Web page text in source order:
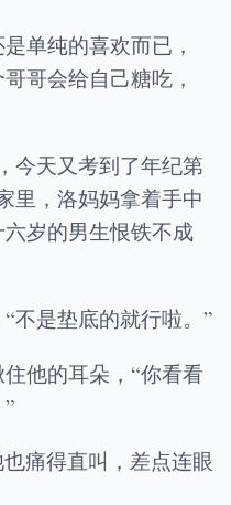
单纯的喜欢而已，
哥会给自己糖吃，
今天又考到了年纪第
里，洛妈妈拿着手中
岁的男生恨铁不成
不是垫底的就行啦。”
他的耳朵，“你看看
痛得直叫，差点连眼